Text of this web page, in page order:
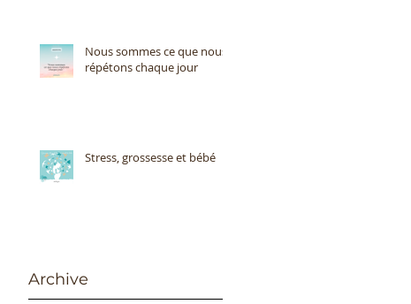
Nous sommes ce que nous
répétons chaque jour
Stress, grossesse et bébé
Archive